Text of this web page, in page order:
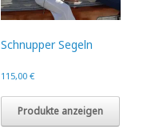
Schnupper Segeln
115,00€
Produkte anzeigen